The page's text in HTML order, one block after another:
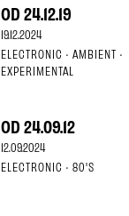
OD 24.12.19
19.12.2024
ELECTRONIC · AMBIENT ·
EXPERIMENTAL
OD 24.09.12
12.09.2024
ELECTRONIC · 80'S